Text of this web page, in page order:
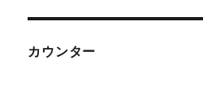
カウンター